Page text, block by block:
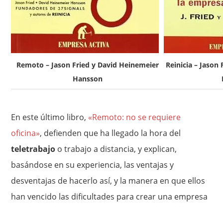
Remoto – Jason Fried y David Heinemeier
Hansson
Reinicia –
En este último libro, «Remoto: no se requiere
oficina», defienden que ha llegado la hora del
teletrabajo o trabajo a distancia, y explican,
basándose en su experiencia, las ventajas y
desventajas de hacerlo así, y la manera en que ellos
han vencido las dificultades para crear una empresa